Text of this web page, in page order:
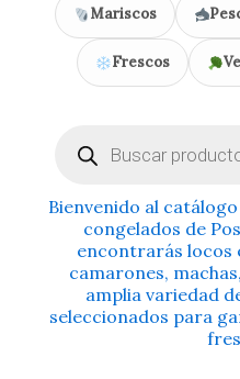
Mariscos
Frescos
productos
Bienvenido al
congelados de
encontrarás locos
camarones,
amplia variedad
seleccionados para